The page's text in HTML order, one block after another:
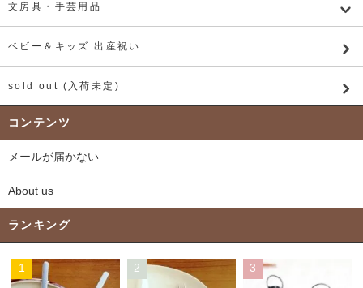
文房具・手芸用品
ベビー＆キッズ 出産祝い
sold out (入荷未定)
コンテンツ
メールが届かない
About us
ランキング
1 2 3